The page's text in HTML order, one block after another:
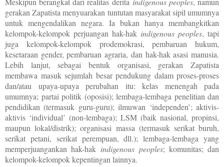
gerakan Zapatista menyuarakan tuntutan masyarakat sipil umumnya
untuk mengendalikan negara. Ia bukan hanya membangkitkan
kelompok-kelompok perjuangan hak-hak indigenous peoples, tapi
juga kelompok-kelompok prodemokrasi, pembaruan hukum,
kesetaraan gender, pembaruan agraria, dan hak-hak asasi manusia.
Lebih lanjut, sebagai bentuk organisasi, gerakan Zapatista
membawa masuk sejumlah besar pendukung dalam proses-proses
dan/atau upaya­-upaya perubahan itu: kelas menengah pada
umumnya; partai politik (oposisi); lembaga-lembaga penelitian dan
pendidikan (termasuk guru-guru); ilmuwan ‘independen’; aktivis-
aktivis ‘individual’ (non-lembaga); LSM (baik nasional, propinsi,
maupun lokal/distrik); organisasi massa (termasuk serikat buruh,
serikat petani, serikat perempuan, dll.); lembaga-lembaga yang
memperjuangankan hak-hak indigenous peoples; komunitas; dan
kelompok-kelompok kepentingan lainnya.